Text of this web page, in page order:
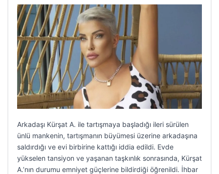
Arkadaşı Kürşat A. ile tartışmaya başladığı ileri sürülen
ünlü mankenin, tartışmanın büyümesi üzerine arkadaşına
saldırdığı ve evi birbirine kattığı iddia edildi. Evde
yükselen tansiyon ve yaşanan taşkınlık sonrasında, Kürşat
A.’nın durumu emniyet güçlerine bildirdiği öğrenildi. İhbar